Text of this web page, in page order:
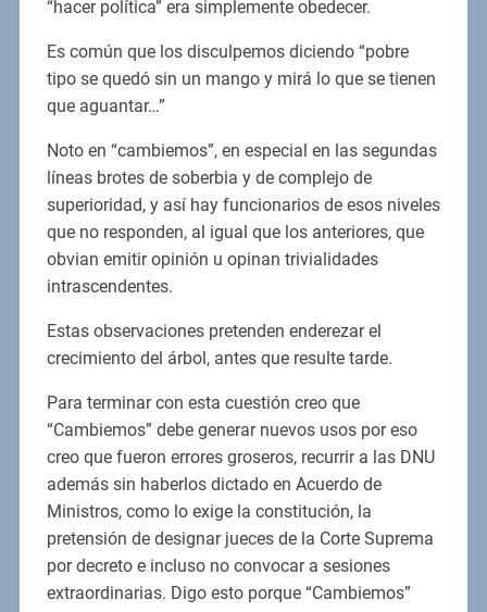
“hacer política” era simplemente obedecer.
Es común que los disculpemos diciendo “pobre
tipo se quedó sin un mango y mirá lo que se tienen
que aguantar…”
Noto en “cambiemos”, en especial en las segundas
líneas brotes de soberbia y de complejo de
superioridad, y así hay funcionarios de esos niveles
que no responden, al igual que los anteriores, que
obvian emitir opinión u opinan trivialidades
intrascendentes.
Estas observaciones pretenden enderezar el
crecimiento del árbol, antes que resulte tarde.
Para terminar con esta cuestión creo que
“Cambiemos” debe generar nuevos usos por eso
creo que fueron errores groseros, recurrir a las DNU
además sin haberlos dictado en Acuerdo de
Ministros, como lo exige la constitución, la
pretensión de designar jueces de la Corte Suprema
por decreto e incluso no convocar a sesiones
extraordinarias. Digo esto porque “Cambiemos”